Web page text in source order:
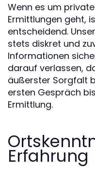
Wenn es um
Ermittlungen geht,
entscheidend. Unser
stets diskret und
Informationen
darauf verlassen,
äußerster Sorgfalt
ersten Gespräch
Ermittlung.
Erfahrung